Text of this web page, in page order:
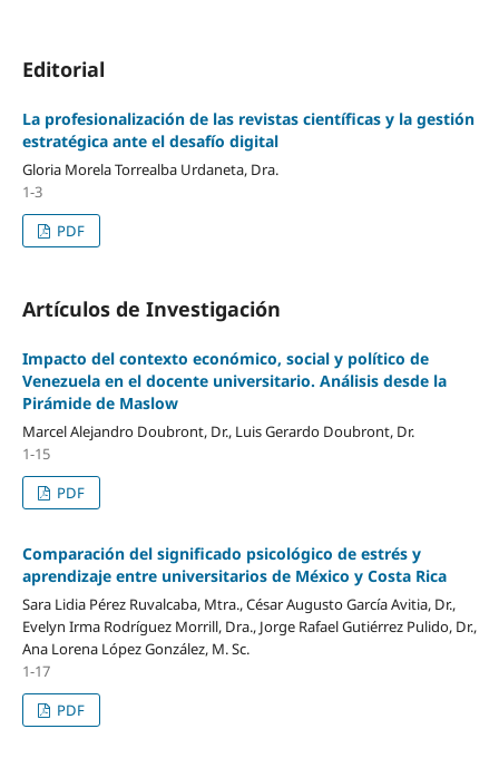
Editorial
La profesionalización de las revistas científicas y la gestión
estratégica ante el desafío digital
Gloria Morela Torrealba Urdaneta, Dra.
1-3
PDF
Artículos de Investigación
Impacto del contexto económico, social y político de
Venezuela en el docente universitario. Análisis desde la
Pirámide de Maslow
Marcel Alejandro Doubront, Dr., Luis Gerardo Doubront, Dr.
1-15
PDF
Comparación del significado psicológico de estrés y
aprendizaje entre universitarios de México y Costa Rica
Sara Lidia Pérez Ruvalcaba, Mtra., César Augusto García Avitia, Dr.,
Evelyn Irma Rodríguez Morrill, Dra., Jorge Rafael Gutiérrez Pulido, Dr.,
Ana Lorena López González, M. Sc.
1-17
PDF